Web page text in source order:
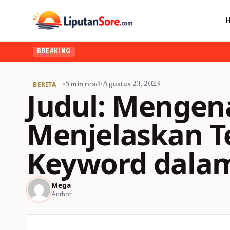
BREAKING
BERITA •5 min read•Agustus 23, 2023
Judul:
Menjelaskan
Keyword
Mega
Author